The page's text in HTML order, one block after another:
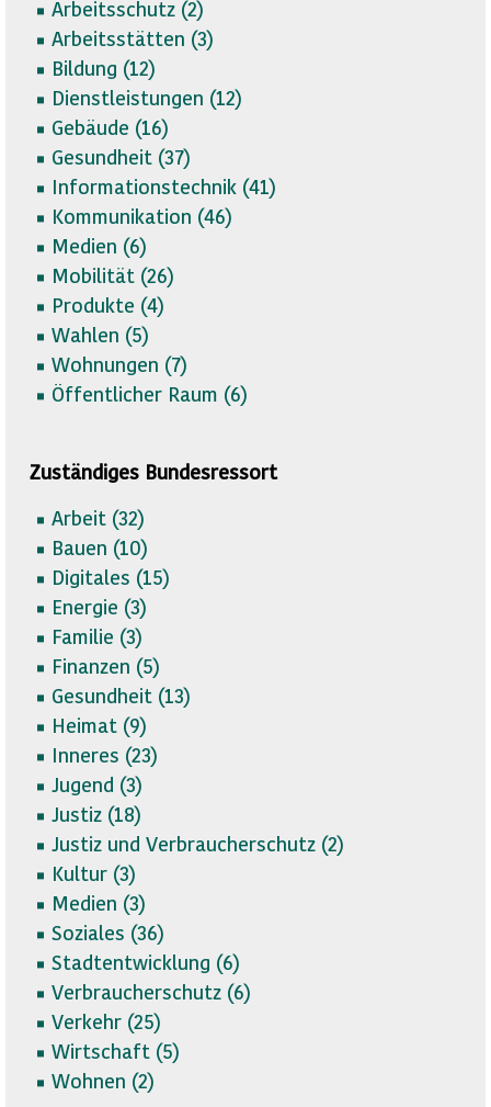
Arbeitsschutz (2)
Arbeitsstätten (3)
Bildung (12)
Dienstleistungen (12)
Gebäude (16)
Gesundheit (37)
Informationstechnik (41)
Kommunikation (46)
Medien (6)
Mobilität (26)
Produkte (4)
Wahlen (5)
Wohnungen (7)
Öffentlicher Raum (6)
Zuständiges Bundesressort
Arbeit (32)
Bauen (10)
Digitales (15)
Energie (3)
Familie (3)
Finanzen (5)
Gesundheit (13)
Heimat (9)
Inneres (23)
Jugend (3)
Justiz (18)
Justiz und Verbraucherschutz (2)
Kultur (3)
Medien (3)
Soziales (36)
Stadtentwicklung (6)
Verbraucherschutz (6)
Verkehr (25)
Wirtschaft (5)
Wohnen (2)